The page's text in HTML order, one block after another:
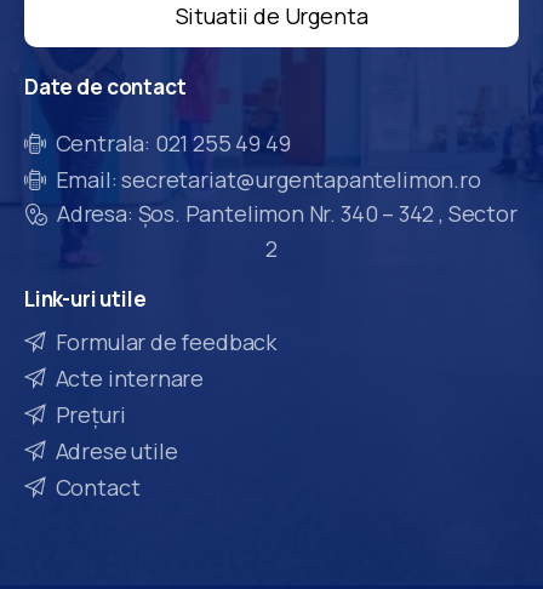
Situatii de Urgenta
Datede contact
Centrala: 021 255 49 49
Email: secretariat@urgentapantelimon.ro
Adresa: Șos. Pantelimon Nr. 340 – 342 , Sector
2
Link-uriutile
Formular de feedback
Acte internare
Prețuri
Adrese utile
Contact